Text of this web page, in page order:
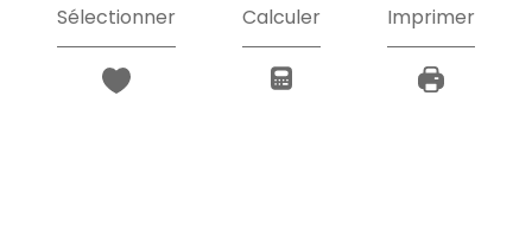
Sélectionner Calculer Imprimer